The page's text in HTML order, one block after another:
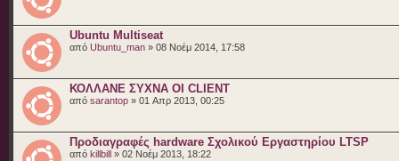
Ubuntu Multiseat
από Ubuntu_man » 08 Νοέμ 2014, 17:58
ΚΟΛΛΑΝΕ ΣΥΧΝΑ ΟΙ CLIENT
από sarantop » 01 Απρ 2013, 00:25
Προδιαγραφές hardware Σχολικού Εργαστηρίου LTSP
από killbill » 02 Νοέμ 2013, 18:22